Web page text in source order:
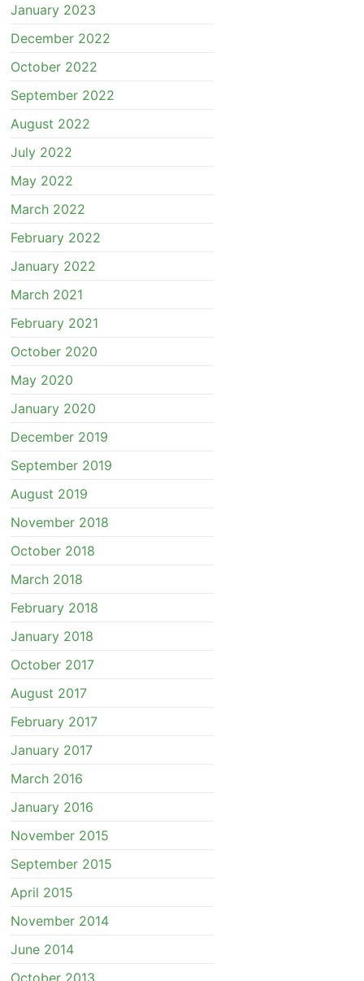
January 2023
December 2022
October 2022
September 2022
August 2022
July 2022
May 2022
March 2022
February 2022
January 2022
March 2021
February 2021
October 2020
May 2020
January 2020
December 2019
September 2019
August 2019
November 2018
October 2018
March 2018
February 2018
January 2018
October 2017
August 2017
February 2017
January 2017
March 2016
January 2016
November 2015
September 2015
April 2015
November 2014
June 2014
October 2013